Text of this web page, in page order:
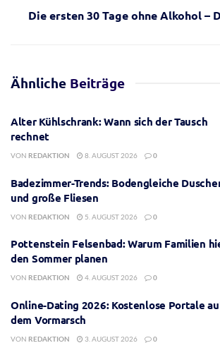
Die ersten 30 Tage ohne Alkohol –
Ähnliche Beiträge
Alter Kühlschrank: Wann sich der Tausch
rechnet
VON REDAKTION 8. AUGUST 2026 0
Badezimmer-Trends: Bodengleiche
und große Fliesen
VON REDAKTION 5. AUGUST 2026 0
Pottenstein Felsenbad: Warum Familien
den Sommer planen
VON REDAKTION 4. AUGUST 2026 0
Online-Dating 2026: Kostenlose Portale
dem Vormarsch
VON REDAKTION 3. AUGUST 2026 0